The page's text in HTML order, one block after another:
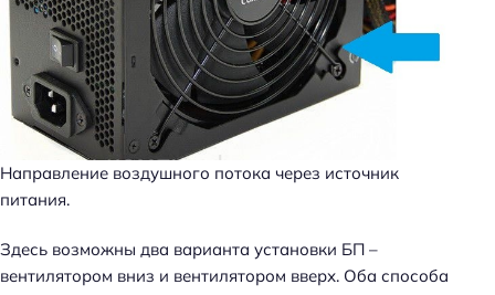
Направление воздушного потока через источник
питания.
Здесь возможны два варианта установки БП –
вентилятором вниз и вентилятором вверх. Оба способа